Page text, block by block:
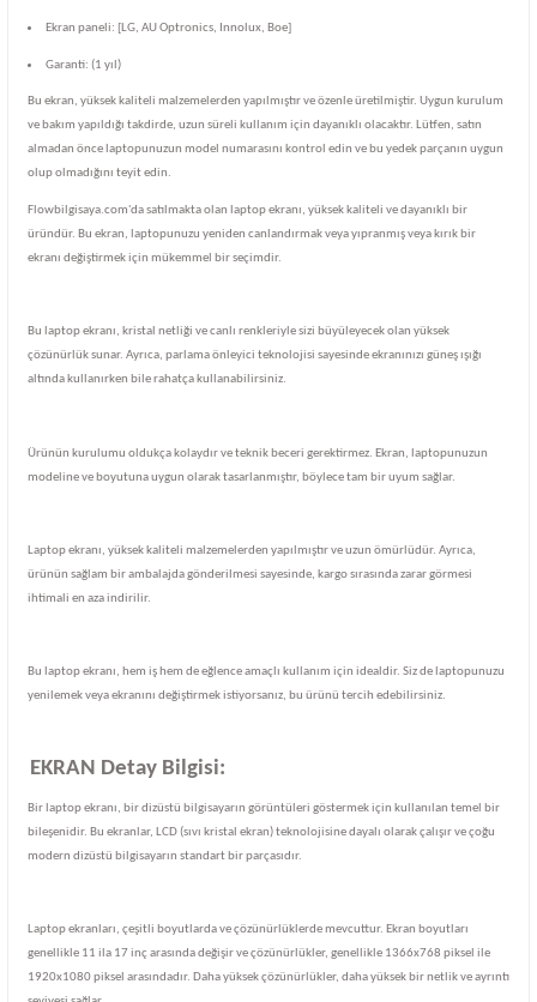
Ekran paneli: [LG, AU Optronics, Innolux, Boe]
Garanti: (1 yıl)
Bu ekran, yüksek kaliteli malzemelerden yapılmıştır ve özenle üretilmiştir. Uygun kurulum
ve bakım yapıldığı takdirde, uzun süreli kullanım için dayanıklı olacaktır. Lütfen, satın
almadan önce laptopunuzun model numarasını kontrol edin ve bu yedek parçanın uygun
olup olmadığını teyit edin.
Flowbilgisaya.com'da satılmakta olan laptop ekranı, yüksek kaliteli ve dayanıklı bir
üründür. Bu ekran, laptopunuzu yeniden canlandırmak veya yıpranmış veya kırık bir
ekranı değiştirmek için mükemmel bir seçimdir.
Bu laptop ekranı, kristal netliği ve canlı renkleriyle sizi büyüleyecek olan yüksek
çözünürlük sunar. Ayrıca, parlama önleyici teknolojisi sayesinde ekranınızı güneş ışığı
altında kullanırken bile rahatça kullanabilirsiniz.
Ürünün kurulumu oldukça kolaydır ve teknik beceri gerektirmez. Ekran, laptopunuzun
modeline ve boyutuna uygun olarak tasarlanmıştır, böylece tam bir uyum sağlar.
Laptop ekranı, yüksek kaliteli malzemelerden yapılmıştır ve uzun ömürlüdür. Ayrıca,
ürünün sağlam bir ambalajda gönderilmesi sayesinde, kargo sırasında zarar görmesi
ihtimali en aza indirilir.
Bu laptop ekranı, hem iş hem de eğlence amaçlı kullanım için idealdir. Siz de laptopunuzu
yenilemek veya ekranını değiştirmek istiyorsanız, bu ürünü tercih edebilirsiniz.
EKRAN Detay Bilgisi:
Bir laptop ekranı, bir dizüstü bilgisayarın görüntüleri göstermek için kullanılan temel bir
bileşenidir. Bu ekranlar, LCD (sıvı kristal ekran) teknolojisine dayalı olarak çalışır ve çoğu
modern dizüstü bilgisayarın standart bir parçasıdır.
Laptop ekranları, çeşitli boyutlarda ve çözünürlüklerde mevcuttur. Ekran boyutları
genellikle 11 ila 17 inç arasında değişir ve çözünürlükler, genellikle 1366x768 piksel ile
1920x1080 piksel arasındadır. Daha yüksek çözünürlükler, daha yüksek bir netlik ve ayrıntı